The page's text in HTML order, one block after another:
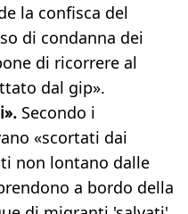
la confisca del
di condanna dei
di ricorrere al
dal gip».
Secondo i
«scortati dai
non lontano dalle
a bordo della